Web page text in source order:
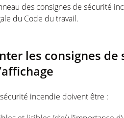
des consignes de sécurité
du Code du travail.
les consignes
incendie doivent être :